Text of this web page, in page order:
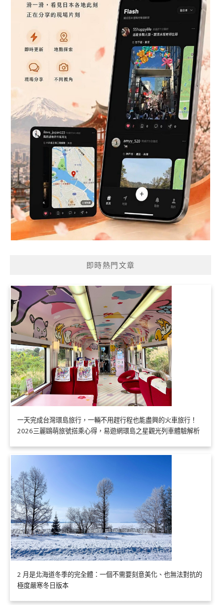
即時熱門文章
一天完成台灣環島旅行，一輛不用趕行程也能盡興的火車旅行！
2026三麗鷗萌旅號搭乘心得，易遊網環島之星觀光列車體驗解析
2 月是北海道冬季的完全體：一個不需要刻意美化、也無法對抗的
極度嚴寒冬日版本